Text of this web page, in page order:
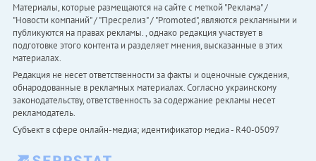
Материалы, которые размещаются на сайте с меткой "Реклама" /
"Новости компаний" / "Пресрелиз" / "Promoted", являются рекламными и
публикуются на правах рекламы. , однако редакция участвует в
подготовке этого контента и разделяет мнения, высказанные в этих
материалах.
Редакция не несет ответственности за факты и оценочные суждения,
обнародованные в рекламных материалах. Согласно украинскому
законодательству, ответственность за содержание рекламы несет
рекламодатель.
Субъект в сфере онлайн-медиа; идентификатор медиа - R40-05097